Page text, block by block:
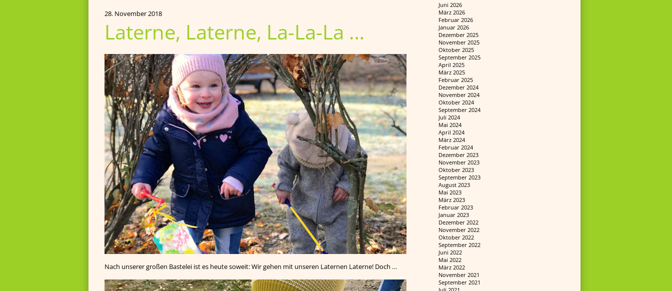
Juni 2026
März 2026
Februar 2026
Januar 2026
Dezember 2025
November 2025
Oktober 2025
September 2025
April 2025
März 2025
Februar 2025
Dezember 2024
November 2024
Oktober 2024
September 2024
Juli 2024
Mai 2024
April 2024
März 2024
Februar 2024
Dezember 2023
November 2023
Oktober 2023
September 2023
August 2023
Mai 2023
März 2023
Februar 2023
Januar 2023
Dezember 2022
November 2022
Oktober 2022
September 2022
Juni 2022
Mai 2022
März 2022
November 2021
September 2021
28. November 2018
Laterne, Laterne, La-La-La …
Nach unserer großen Bastelei ist es heute soweit: Wir gehen mit unseren Laternen Laterne! Doch …